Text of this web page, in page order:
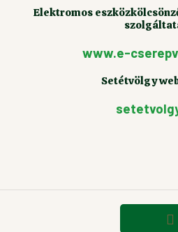
Elektromos
www.e-
Setétvölgy